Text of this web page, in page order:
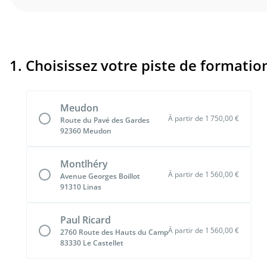
1. Choisissez votre piste de
Meudon
Route du Pavé des Gardes
92360 Meudon
À partir de 1 750,00 €
Montlhéry
Avenue Georges Boillot
91310 Linas
À partir de 1 560,00 €
Paul Ricard
2760 Route des Hauts du Camp
83330 Le Castellet
À partir de 1 560,00 €